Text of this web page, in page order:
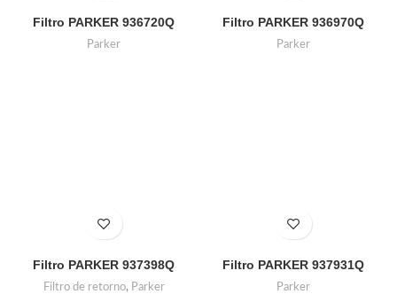
Filtro PARKER 936720Q
Parker
Filtro PARKER 936970Q
Parker
Filtro PARKER 937398Q
Filtro de retorno, Parker
Filtro PARKER 937931Q
Parker